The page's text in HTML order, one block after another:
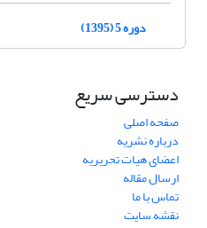
دوره 5 (1395)
دسترسی سریع
صفحه اصلی
درباره نشریه
اعضای هیات تحریریه
ارسال مقاله
تماس با ما
نقشه سایت